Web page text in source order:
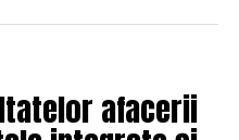
vizibilitatea unui
solicita o ofertă de
EvenimenteGratuite.ro.
afacerii